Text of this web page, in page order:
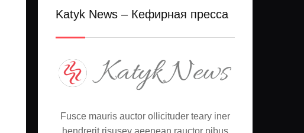
Katyk News – Кефирная пресса
Fusce mauris auctor ollicituder teary iner
hendrerit risusey aeenean rauctor pibus